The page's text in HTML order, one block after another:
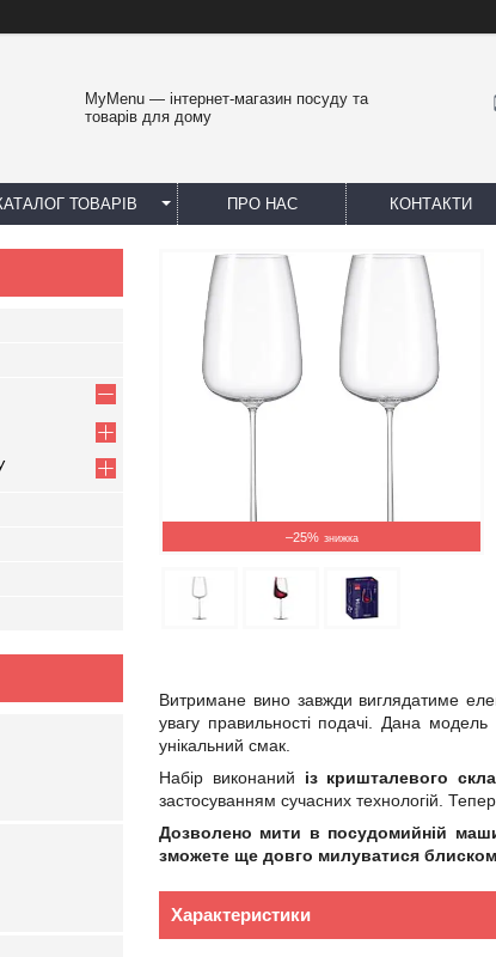
MyMenu — інтернет-магазин посуду та
товарів для дому
ТОВАРІВ ПРО НАС КОНТАКТИ
–25%
Витримане вино завжди виглядатиме
увагу правильності подачі. Дана
унікальний смак.
Набір виконаний із кришталевого
застосуванням сучасних технологій.
Дозволено мити в посудомийній
зможете ще довго милуватися
Характеристики